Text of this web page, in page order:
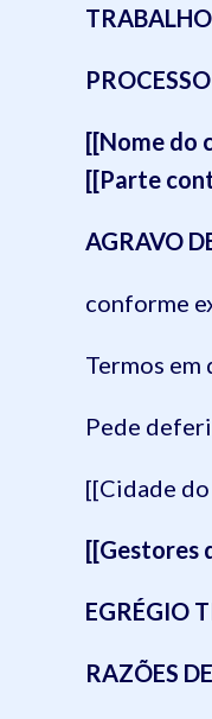
[[Nome do
[[Parte
AGRAVO
conforme
Termos em
Pede
[[Cidade
[[Gestores
EGRÉGIO
RAZÕES